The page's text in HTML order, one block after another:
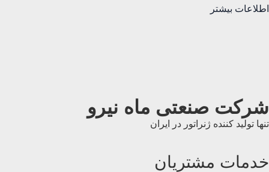
اطلاعات بیشتر
شرکت صنعتی ماه نیرو
تنها تولید کننده ژنراتور در ایران
خدمات مشتریان